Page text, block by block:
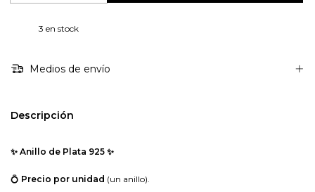
3 en stock
Medios de envío
Descripción
✨ Anillo de Plata 925 ✨
💍 Precio por unidad (un anillo).